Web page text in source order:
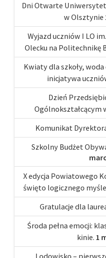
Dni Otwarte
w Olsztynie
Wyjazd uczniów I LO
Olecku na Politechnikę
Kwiaty dla szkoły,
inicjatywa
Dzień
Ogólnokształcącym
Komunikat
Szkolny Budżet
X edycja Powiatowego
święto logicznego
Gratulacje dla
Środa pełna emocji:
kinie. 1